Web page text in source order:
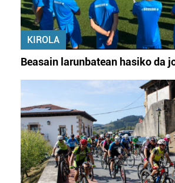
baliatzen gara. Ohar hau onartuz
erabiltzeko baimen esplizitua ematen
irakurri
KIROLA
Beasain larunbatean hasiko da